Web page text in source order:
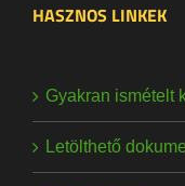
HASZNOS LINKEK
Gyakran ismételt
Letölthető